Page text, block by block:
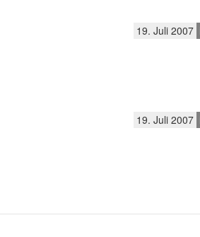
19. Juli 2007
19. Juli 2007